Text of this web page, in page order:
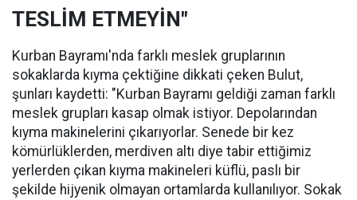
TESLİM ETMEYİN"
Kurban Bayramı'nda farklı meslek gruplarının
sokaklarda kıyma çektiğine dikkati çeken Bulut,
şunları kaydetti: "Kurban Bayramı geldiği zaman farklı
meslek grupları kasap olmak istiyor. Depolarından
kıyma makinelerini çıkarıyorlar. Senede bir kez
kömürlüklerden, merdiven altı diye tabir ettiğimiz
yerlerden çıkan kıyma makineleri küflü, paslı bir
şekilde hijyenik olmayan ortamlarda kullanılıyor. Sokak